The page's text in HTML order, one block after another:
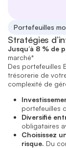
Portefeuilles
Stratégies
Jusqu’à 8 % de
marché*
Des portefeuilles
trésorerie de
complexité de
portefeuilles
Diversifié
obligataires
Choisissez
risque. Du